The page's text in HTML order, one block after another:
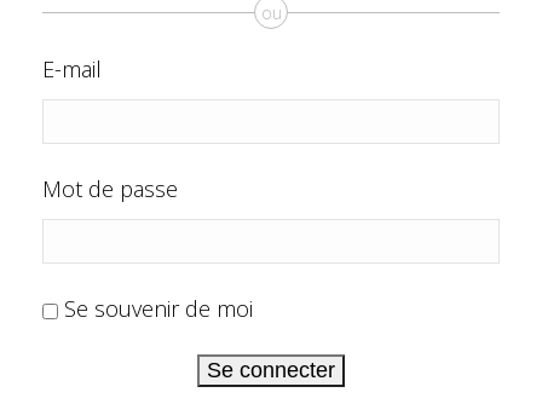
ou
E-mail
Mot de passe
Se souvenir de moi
Se connecter